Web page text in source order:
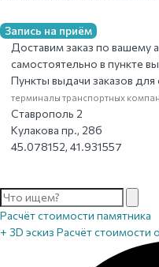
Запись на приём
Доставим заказ по вашему
самостоятельно в пункте
Пункты выдачи заказов для
терминалы транспортных
Ставрополь 2
Кулакова пр., 28б
45.078152, 41.931557
Расчёт стоимости памятника
+ 3D эскиз Расчёт стоимости